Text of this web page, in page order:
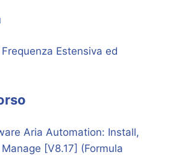
Estensiva ed
Aria Automation: Install,
[V8.17] (Formula